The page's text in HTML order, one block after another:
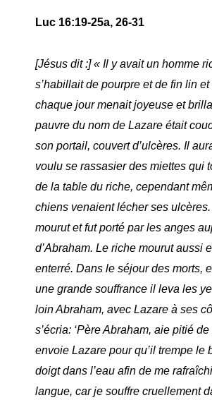
Luc 16:19-25a, 26-31
[Jésus dit :] « Il y avait un homme
s’habillait de pourpre et de fin lin et
chaque jour menait joyeuse et
pauvre du nom de Lazare était
son portail, couvert d’ulcères. Il
voulu se rassasier des miettes qui
de la table du riche, cependant
chiens venaient lécher ses
mourut et fut porté par les anges
d’Abraham. Le riche mourut aussi
enterré. Dans le séjour des morts,
une grande souffrance il leva les
loin Abraham, avec Lazare à ses
s’écria: ‘Père Abraham, aie pitié
envoie Lazare pour qu’il trempe le
doigt dans l’eau afin de me
langue, car je souffre cruellement